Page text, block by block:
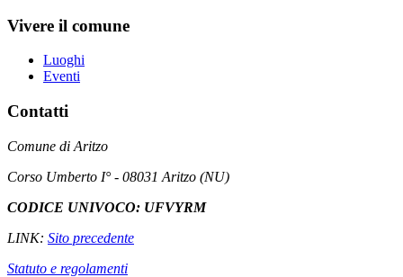
Vivere il comune
Luoghi
Eventi
Contatti
Comune di Aritzo
Corso Umberto I° - 08031 Aritzo (NU)
CODICE UNIVOCO: UFVYRM
LINK: Sito precedente
Statuto e regolamenti